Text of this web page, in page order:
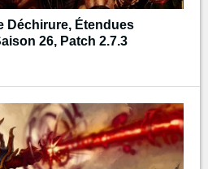
Déchirure, Étendues
26, Patch 2.7.3